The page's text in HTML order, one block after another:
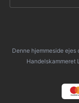
Denne hjemmeside ejes
Handelskammeret